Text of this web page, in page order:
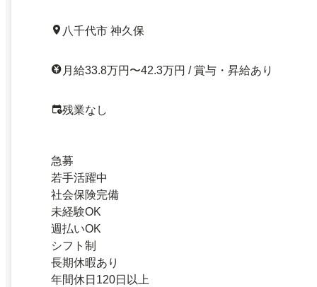
八千代市 神久保
月給33.8万円〜42.3万円 / 賞与・昇給あり
残業なし
急募
若手活躍中
社会保険完備
未経験OK
週払いOK
シフト制
長期休暇あり
年間休日120日以上